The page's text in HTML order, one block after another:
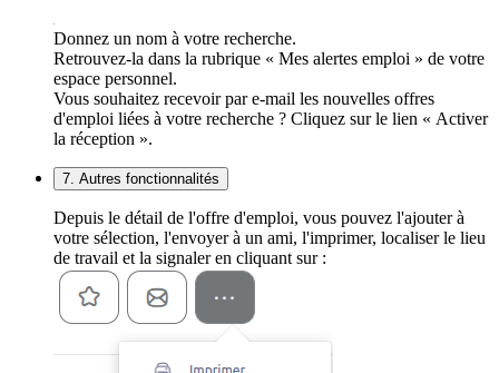
Donnez un nom à votre recherche.
Retrouvez-la dans la rubrique « Mes alertes emploi » de votre
espace personnel.
Vous souhaitez recevoir par e-mail les nouvelles offres
d'emploi liées à votre recherche ? Cliquez sur le lien « Activer
la réception ».
7. Autres fonctionnalités
Depuis le détail de l'offre d'emploi, vous pouvez l'ajouter à
votre sélection, l'envoyer à un ami, l'imprimer, localiser le lieu
de travail et la signaler en cliquant sur :